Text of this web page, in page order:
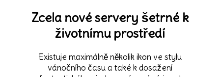
Zcela nové servery šetrné k
životnímu prostředí
Existuje maximálně několik ikon ve stylu
vánočního času a také k dosažení